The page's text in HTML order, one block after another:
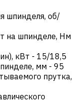
шпинделя, об/
на шпинделе, Нм
кВт - 15/18,5
мм - 95
прутка,